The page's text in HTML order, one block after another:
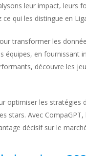
leur impact, leurs
qui les distingue en
transformer les
équipes, en fournissant
découvre les
optimiser les stratégies
stars. Avec
décisif sur le